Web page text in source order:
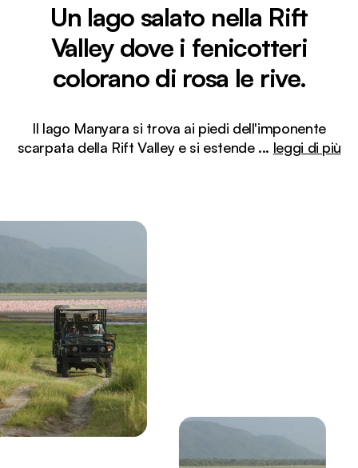
Un lago salato nella Rift
Valley dove i fenicotteri
colorano di rosa le rive.
Il lago Manyara si trova ai piedi dell'imponente
scarpata della Rift Valley e si estende ... leggi di più